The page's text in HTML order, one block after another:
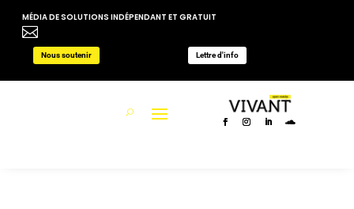
MÉDIA DE SOLUTIONS INDÉPENDANT ET GRATUIT

Nous soutenir Lettre d'info